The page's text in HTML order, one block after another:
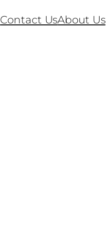
Contact UsAbout Us